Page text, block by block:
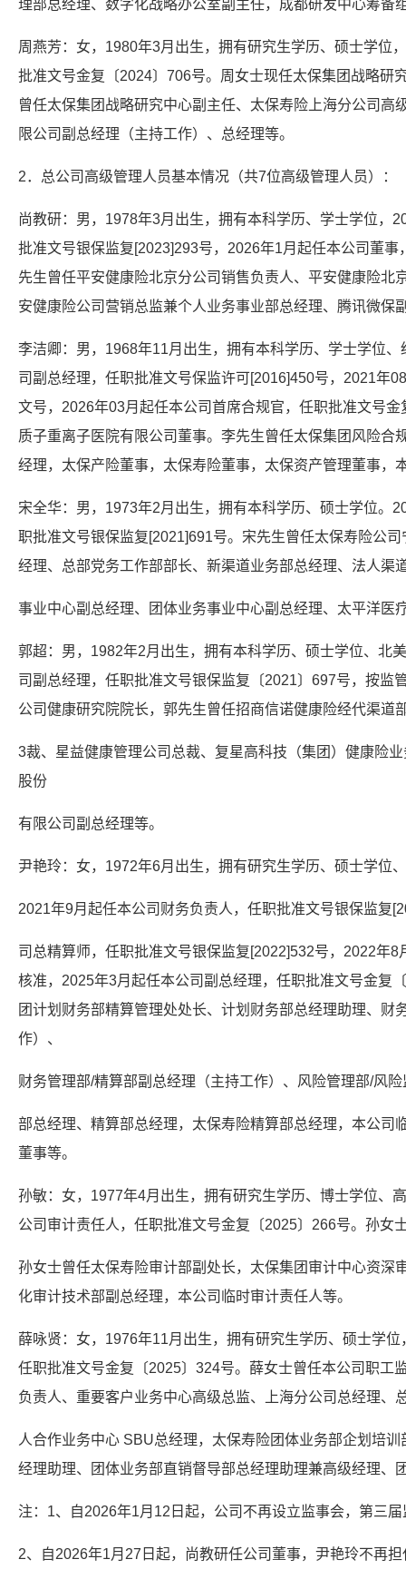
理部总经理、数字化战略办公室副主任，成都研发中心筹备
周燕芳：女，1980年3月出生，拥有研究生学历、硕士学位
批准文号金复〔2024〕706号。周女士现任太保集团战略研
曾任太保集团战略研究中心副主任、太保寿险上海分公司高
限公司副总经理（主持工作）、总经理等。
2．总公司高级管理人员基本情况（共7位高级管理人员）：
尚教研：男，1978年3月出生，拥有本科学历、学士学位，
批准文号银保监复[2023]293号，2026年1月起任本公司董
先生曾任平安健康险北京分公司销售负责人、平安健康险北
安健康险公司营销总监兼个人业务事业部总经理、腾讯微保
李洁卿：男，1968年11月出生，拥有本科学历、学士学位
司副总经理，任职批准文号保监许可[2016]450号，2021年
文号，2026年03月起任本公司首席合规官，任职批准文号
质子重离子医院有限公司董事。李先生曾任太保集团风险合
经理，太保产险董事，太保寿险董事，太保资产管理董事，
宋全华：男，1973年2月出生，拥有本科学历、硕士学位。
职批准文号银保监复[2021]691号。宋先生曾任太保寿险公
经理、总部党务工作部部长、新渠道业务部总经理、法人渠
事业中心副总经理、团体业务事业中心副总经理、太平洋医
郭超：男，1982年2月出生，拥有本科学历、硕士学位、北
司副总经理，任职批准文号银保监复〔2021〕697号，按监
公司健康研究院院长，郭先生曾任招商信诺健康险经代渠道
3裁、星益健康管理公司总裁、复星高科技（集团）健康险
股份
有限公司副总经理等。
尹艳玲：女，1972年6月出生，拥有研究生学历、硕士学位
2021年9月起任本公司财务负责人，任职批准文号银保监复
司总精算师，任职批准文号银保监复[2022]532号，2022年
核准，2025年3月起任本公司副总经理，任职批准文号金复
团计划财务部精算管理处处长、计划财务部总经理助理、财
作）、
财务管理部/精算部副总经理（主持工作）、风险管理部/风
部总经理、精算部总经理，太保寿险精算部总经理，本公司
董事等。
孙敏：女，1977年4月出生，拥有研究生学历、博士学位、
公司审计责任人，任职批准文号金复〔2025〕266号。孙女
孙女士曾任太保寿险审计部副处长，太保集团审计中心资深
化审计技术部副总经理，本公司临时审计责任人等。
薛咏贤：女，1976年11月出生，拥有研究生学历、硕士学
任职批准文号金复〔2025〕324号。薛女士曾任本公司职工
负责人、重要客户业务中心高级总监、上海分公司总经理、
人合作业务中心 SBU总经理，太保寿险团体业务部企划培
经理助理、团体业务部直销督导部总经理助理兼高级经理、
注：1、自2026年1月12日起，公司不再设立监事会，第三
2、自2026年1月27日起，尚教研任公司董事，尹艳玲不再